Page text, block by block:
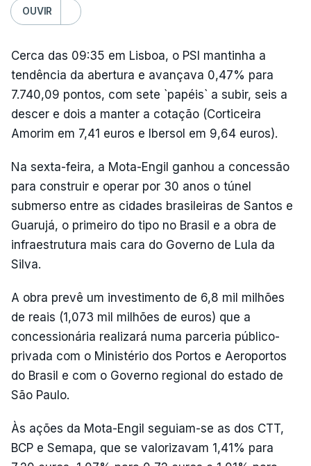
OUVIR
Cerca das 09:35 em Lisboa, o PSI mantinha a
tendência da abertura e avançava 0,47% para
7.740,09 pontos, com sete `papéis` a subir, seis a
descer e dois a manter a cotação (Corticeira
Amorim em 7,41 euros e Ibersol em 9,64 euros).
Na sexta-feira, a Mota-Engil ganhou a concessão
para construir e operar por 30 anos o túnel
submerso entre as cidades brasileiras de Santos e
Guarujá, o primeiro do tipo no Brasil e a obra de
infraestrutura mais cara do Governo de Lula da
Silva.
A obra prevê um investimento de 6,8 mil milhões
de reais (1,073 mil milhões de euros) que a
concessionária realizará numa parceria público-
privada com o Ministério dos Portos e Aeroportos
do Brasil e com o Governo regional do estado de
São Paulo.
Às ações da Mota-Engil seguiam-se as dos CTT,
BCP e Semapa, que se valorizavam 1,41% para